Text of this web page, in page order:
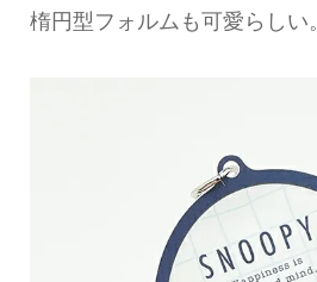
楕円型フォルムも可愛らしい。